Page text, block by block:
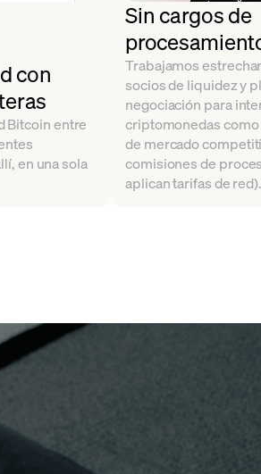
con
Bitcoin entre
en una sola
Sin cargos de
Trabajamos
socios de liquidez y
negociación para
criptomonedas como
de mercado
comisiones de
aplican tarifas de red).